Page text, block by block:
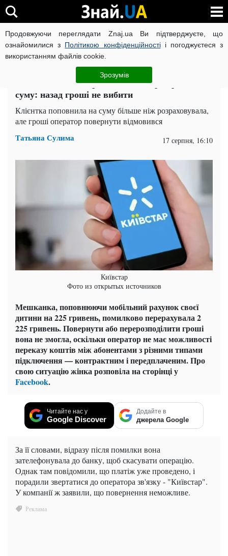
Продовжуючи переглядати Znaj.ua Ви підтверджуєте, що
ознайомилися з Політикою конфіденційностіі погоджуєтеся з
використанням файлів cookie.
Зрозумів
ВІЙНА РОСІЇ ПРОТИ УКРАЇНИ КОРОНАВІРУС В УКРАЇНІ
ЧИТАТЬ НА РУССКОМ
Абонентів Київстар закликали перевірити
суму: назад гроші не вибити
Клієнтка поповнила на суму більше ніж розраховувала,
але гроші оператор повернути відмовився
Татьяна Сулима 17 серпня, 16:10
Київстар
Фото из открытых источников
Мешканка, поповнюючи мобільний рахунок своєї
дитини на 225 гривень, помилково перерахувала 2
225 гривень. Повернути або перерозподілити гроші
вона не змогла, оскільки оператор не має можливості
переказу коштів між абонентами з різними типами
підключення — контрактним і передплаченим. Про
свою ситуацію жінка розповіла на сторінці у
Facebook.
Читайте нас у
Google Discover
Додайте в
джерела Google
За її словами, відразу після помилки вона
зателефонувала до банку, щоб скасувати операцію.
Однак там повідомили, що платіж уже проведено, і
порадили звертатися до оператора зв'язку - "Київстар".
У компанії ж заявили, що повернення неможливе.